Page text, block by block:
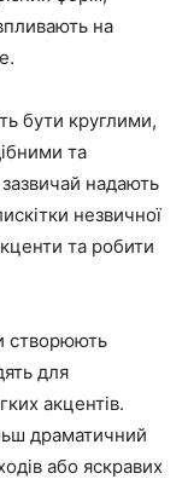
на
бути круглими,
та
надають
незвичної
та робити
створюють
для
акцентів.
драматичний
або яскравих